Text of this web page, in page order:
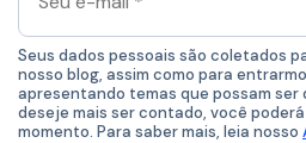
e-
mail
*
Seus dados pessoais são coletados
nosso blog, assim como para
apresentando temas que possam ser
deseje mais ser contado, você
momento. Para saber mais, leia nosso